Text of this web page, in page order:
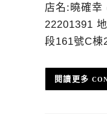
店名:曉確幸
22201391
段161號C